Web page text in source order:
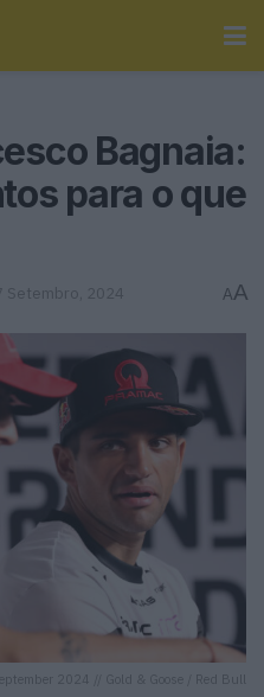
Bagnaia:
para o que
Setembro, 2024 AA
2024 // Gold & Goose / Red Bull